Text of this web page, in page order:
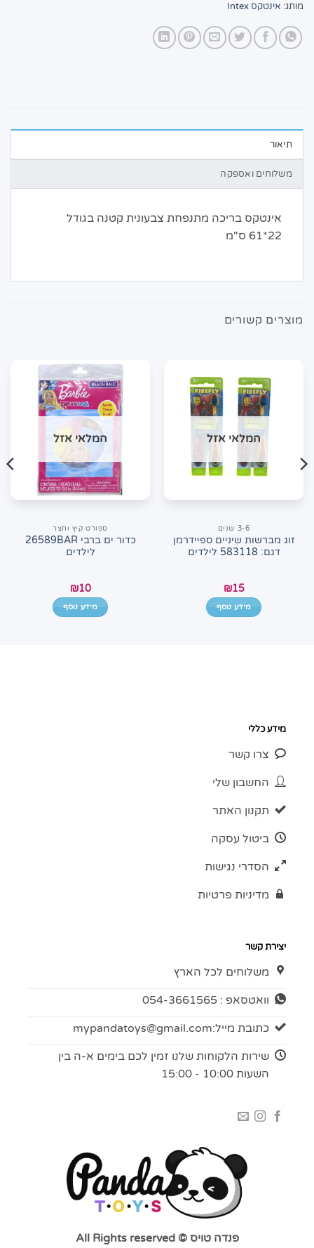
מותג: אינטקס Intex
תיאור
משלוחים ואספקה
אינטקס בריכה מתנפחת צבעונית קטנה בגודל
22*61 ס"מ
מוצרים קשורים
המלאי אזל
3-6 שנים
זוג מברשות שיניים ספיידרמן
דגם: 583118 לילדים
₪15
מידע נוסף
המלאי אזל
ספורט קיץ וחצר
כדור ים ברבי 26589BAR
לילדים
₪10
מידע נוסף
מידע כללי
צרו קשר
החשבון שלי
תקנון האתר
ביטול עסקה
הסדרי נגישות
מדיניות פרטיות
יצירת קשר
משלוחים לכל הארץ
וואטסאפ : 054-3661565
כתובת מייל:mypandatoys@gmail.com
שירות הלקוחות שלנו זמין לכם בימים א-ה בין
השעות 10:00 - 15:00
פנדה טויס © All Rights reserved